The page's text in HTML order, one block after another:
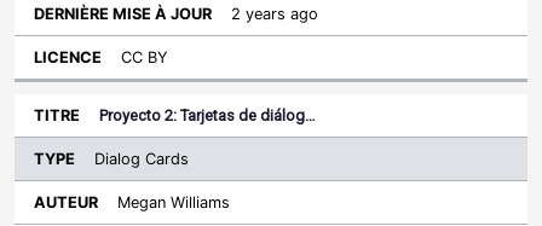
2 years ago
CC BY
Proyecto 2: Tarjetas de diálog…
Dialog Cards
Megan Williams